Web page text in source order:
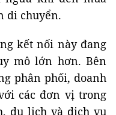
di chuyển.
kết nối này đang
mô lớn hơn. Bên
phân phối, doanh
các đơn vị trong
du lịch và dịch vụ